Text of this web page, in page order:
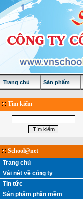
Trang chủ Sản phẩm
Tìm kiếm
School@net
Trang chủ
Vài nét về công ty
Tin tức
Sản phẩm phần mềm